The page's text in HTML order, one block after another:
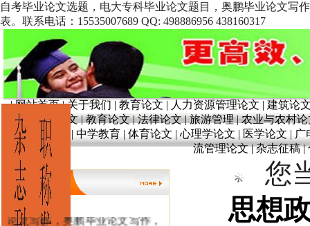
自考毕业论文选题，电大专科毕业论文题目，奥鹏毕业论文写
表。联系电话：15535007689 QQ: 498886956 438160317
|网站首页|关于我们 | 教育论文 | 人力资源管理论文 | 建筑论
文
奥鹏论文|教育论文|法律论文|旅游管理|农业与农村论
育|学前教育 | 中学教育 | 体育论文 | 心理学论文 | 医学论文 | 广
流管理论文|杂志征稿|
毕业论文写作指导，自考毕业
论文写作，奥鹏毕业论文写作，
您
思想